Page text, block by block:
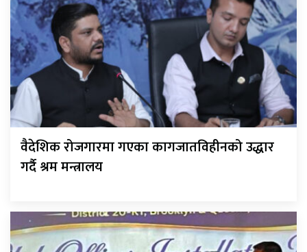
वैदेशिक रोजगारमा गएका कागजातविहीनको उद्धार
गर्दै श्रम मन्त्रालय